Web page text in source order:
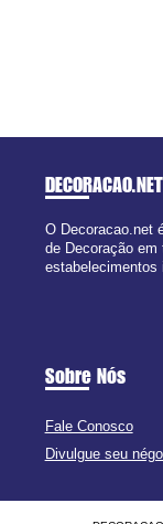
DECORACAO.NET
O Decoracao.net
de Decoração
estabelecimentos
Sobre Nós
Fale Conosco
Divulgue seu